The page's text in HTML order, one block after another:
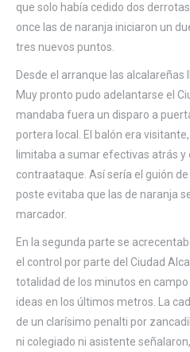
que solo había cedido dos
once las de naranja iniciaron un
tres nuevos puntos.
Desde el arranque las alcalareñas
Muy pronto pudo adelantarse el
mandaba fuera un disparo a
portera local. El balón era
limitaba a sumar efectivas atrás y
contraataque. Así sería el guión
poste evitaba que las de naranja
marcador.
En la segunda parte se
el control por parte del Ciudad
totalidad de los minutos en
ideas en los últimos metros. La
de un clarísimo penalti por
ni colegiado ni asistente